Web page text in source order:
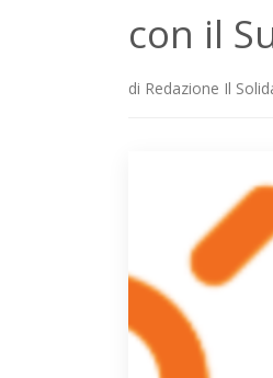
con il
di Redazione Il